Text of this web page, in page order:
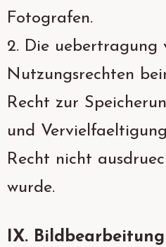
Fotografen.
2. Die uebertragung
Nutzungsrechten
Recht zur
und
Recht nicht
wurde.
IX. Bildbearbeitung